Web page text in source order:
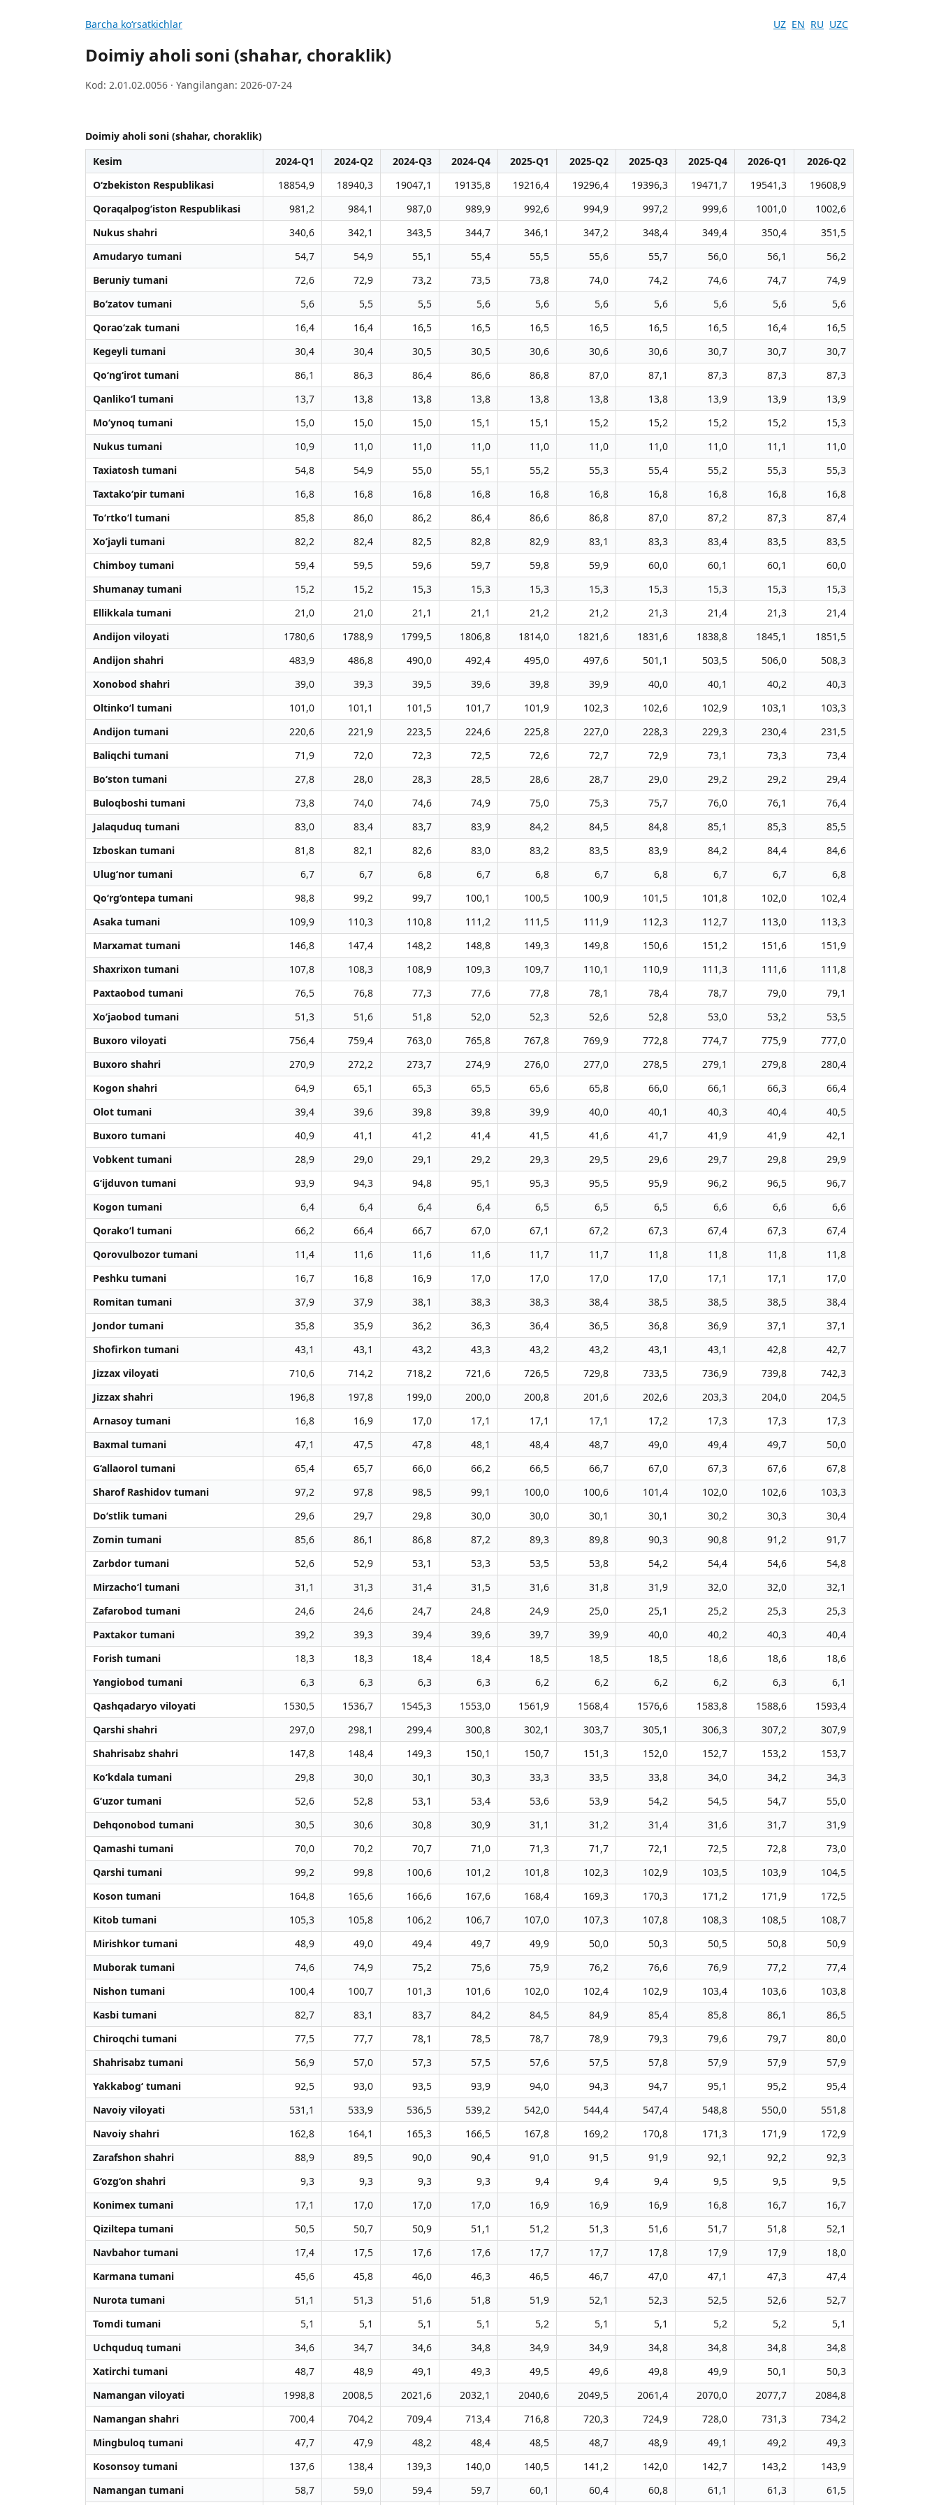
Barcha koʻrsatkichlar UZ EN RU UZC
Doimiy aholi soni (shahar, choraklik)
Kod: 2.01.02.0056 · Yangilangan: 2026-07-24
Doimiy aholi soni (shahar, choraklik)
Kesim
2024-Q1 2024-Q2 2024-Q3 2024-Q4 2025-Q1 2025-Q2 2025-Q3 2025-Q4 2026-Q1
2026-Q2
O‘zbekiston Respublikasi
18854,9 18940,3 19047,1 19135,8 19216,4 19296,4 19396,3 19471,7 19541,3
19608,9
Qoraqalpog‘iston Respublikasi
981,2 984,1 987,0 989,9 992,6 994,9 997,2 999,6 1001,0
1002,6
Nukus shahri
340,6 342,1 343,5 344,7 346,1 347,2 348,4 349,4 350,4
351,5
Amudaryo tumani
54,7 54,9 55,1 55,4 55,5 55,6 55,7 56,0 56,1
56,2
Beruniy tumani
72,6 72,9 73,2 73,5 73,8 74,0 74,2 74,6 74,7
74,9
Bo‘zatov tumani
5,6 5,5 5,5 5,6 5,6 5,6 5,6 5,6 5,6
5,6
Qorao‘zak tumani
16,4 16,4 16,5 16,5 16,5 16,5 16,5 16,5 16,4
16,5
Kegeyli tumani
30,4 30,4 30,5 30,5 30,6 30,6 30,6 30,7 30,7
30,7
Qo‘ng‘irot tumani
86,1 86,3 86,4 86,6 86,8 87,0 87,1 87,3 87,3
87,3
Qanliko‘l tumani
13,7 13,8 13,8 13,8 13,8 13,8 13,8 13,9 13,9
13,9
Mo‘ynoq tumani
15,0 15,0 15,0 15,1 15,1 15,2 15,2 15,2 15,2
15,3
Nukus tumani
10,9 11,0 11,0 11,0 11,0 11,0 11,0 11,0 11,1
11,0
Taxiatosh tumani
54,8 54,9 55,0 55,1 55,2 55,3 55,4 55,2 55,3
55,3
Taxtako‘pir tumani
16,8 16,8 16,8 16,8 16,8 16,8 16,8 16,8 16,8
16,8
To‘rtko‘l tumani
85,8 86,0 86,2 86,4 86,6 86,8 87,0 87,2 87,3
87,4
Xo‘jayli tumani
82,2 82,4 82,5 82,8 82,9 83,1 83,3 83,4 83,5
83,5
Chimboy tumani
59,4 59,5 59,6 59,7 59,8 59,9 60,0 60,1 60,1
60,0
Shumanay tumani
15,2 15,2 15,3 15,3 15,3 15,3 15,3 15,3 15,3
15,3
Ellikkala tumani
21,0 21,0 21,1 21,1 21,2 21,2 21,3 21,4 21,3
21,4
Andijon viloyati
1780,6 1788,9 1799,5 1806,8 1814,0 1821,6 1831,6 1838,8 1845,1
1851,5
Andijon shahri
483,9 486,8 490,0 492,4 495,0 497,6 501,1 503,5 506,0
508,3
Xonobod shahri
39,0 39,3 39,5 39,6 39,8 39,9 40,0 40,1 40,2
40,3
Oltinko‘l tumani
101,0 101,1 101,5 101,7 101,9 102,3 102,6 102,9 103,1
103,3
Andijon tumani
220,6 221,9 223,5 224,6 225,8 227,0 228,3 229,3 230,4
231,5
Baliqchi tumani
71,9 72,0 72,3 72,5 72,6 72,7 72,9 73,1 73,3
73,4
Bo‘ston tumani
27,8 28,0 28,3 28,5 28,6 28,7 29,0 29,2 29,2
29,4
Buloqboshi tumani
73,8 74,0 74,6 74,9 75,0 75,3 75,7 76,0 76,1
76,4
Jalaquduq tumani
83,0 83,4 83,7 83,9 84,2 84,5 84,8 85,1 85,3
85,5
Izboskan tumani
81,8 82,1 82,6 83,0 83,2 83,5 83,9 84,2 84,4
84,6
Ulug‘nor tumani
6,7 6,7 6,8 6,7 6,8 6,7 6,8 6,7 6,7
6,8
Qo‘rg‘ontepa tumani
98,8 99,2 99,7 100,1 100,5 100,9 101,5 101,8 102,0
102,4
Asaka tumani
109,9 110,3 110,8 111,2 111,5 111,9 112,3 112,7 113,0
113,3
Marxamat tumani
146,8 147,4 148,2 148,8 149,3 149,8 150,6 151,2 151,6
151,9
Shaxrixon tumani
107,8 108,3 108,9 109,3 109,7 110,1 110,9 111,3 111,6
111,8
Paxtaobod tumani
76,5 76,8 77,3 77,6 77,8 78,1 78,4 78,7 79,0
79,1
Xo‘jaobod tumani
51,3 51,6 51,8 52,0 52,3 52,6 52,8 53,0 53,2
53,5
Buxoro viloyati
756,4 759,4 763,0 765,8 767,8 769,9 772,8 774,7 775,9
777,0
Buxoro shahri
270,9 272,2 273,7 274,9 276,0 277,0 278,5 279,1 279,8
280,4
Kogon shahri
64,9 65,1 65,3 65,5 65,6 65,8 66,0 66,1 66,3
66,4
Olot tumani
39,4 39,6 39,8 39,8 39,9 40,0 40,1 40,3 40,4
40,5
Buxoro tumani
40,9 41,1 41,2 41,4 41,5 41,6 41,7 41,9 41,9
42,1
Vobkent tumani
28,9 29,0 29,1 29,2 29,3 29,5 29,6 29,7 29,8
29,9
G‘ijduvon tumani
93,9 94,3 94,8 95,1 95,3 95,5 95,9 96,2 96,5
96,7
Kogon tumani
6,4 6,4 6,4 6,4 6,5 6,5 6,5 6,6 6,6
6,6
Qorako‘l tumani
66,2 66,4 66,7 67,0 67,1 67,2 67,3 67,4 67,3
67,4
Qorovulbozor tumani
11,4 11,6 11,6 11,6 11,7 11,7 11,8 11,8 11,8
11,8
Peshku tumani
16,7 16,8 16,9 17,0 17,0 17,0 17,0 17,1 17,1
17,0
Romitan tumani
37,9 37,9 38,1 38,3 38,3 38,4 38,5 38,5 38,5
38,4
Jondor tumani
35,8 35,9 36,2 36,3 36,4 36,5 36,8 36,9 37,1
37,1
Shofirkon tumani
43,1 43,1 43,2 43,3 43,2 43,2 43,1 43,1 42,8
42,7
Jizzax viloyati
710,6 714,2 718,2 721,6 726,5 729,8 733,5 736,9 739,8
742,3
Jizzax shahri
196,8 197,8 199,0 200,0 200,8 201,6 202,6 203,3 204,0
204,5
Arnasoy tumani
16,8 16,9 17,0 17,1 17,1 17,1 17,2 17,3 17,3
17,3
Baxmal tumani
47,1 47,5 47,8 48,1 48,4 48,7 49,0 49,4 49,7
50,0
G‘allaorol tumani
65,4 65,7 66,0 66,2 66,5 66,7 67,0 67,3 67,6
67,8
Sharof Rashidov tumani
97,2 97,8 98,5 99,1 100,0 100,6 101,4 102,0 102,6
103,3
Do‘stlik tumani
29,6 29,7 29,8 30,0 30,0 30,1 30,1 30,2 30,3
30,4
Zomin tumani
85,6 86,1 86,8 87,2 89,3 89,8 90,3 90,8 91,2
91,7
Zarbdor tumani
52,6 52,9 53,1 53,3 53,5 53,8 54,2 54,4 54,6
54,8
Mirzacho‘l tumani
31,1 31,3 31,4 31,5 31,6 31,8 31,9 32,0 32,0
32,1
Zafarobod tumani
24,6 24,6 24,7 24,8 24,9 25,0 25,1 25,2 25,3
25,3
Paxtakor tumani
39,2 39,3 39,4 39,6 39,7 39,9 40,0 40,2 40,3
40,4
Forish tumani
18,3 18,3 18,4 18,4 18,5 18,5 18,5 18,6 18,6
18,6
Yangiobod tumani
6,3 6,3 6,3 6,3 6,2 6,2 6,2 6,2 6,3
6,1
Qashqadaryo viloyati
1530,5 1536,7 1545,3 1553,0 1561,9 1568,4 1576,6 1583,8 1588,6
1593,4
Qarshi shahri
297,0 298,1 299,4 300,8 302,1 303,7 305,1 306,3 307,2
307,9
Shahrisabz shahri
147,8 148,4 149,3 150,1 150,7 151,3 152,0 152,7 153,2
153,7
Ko‘kdala tumani
29,8 30,0 30,1 30,3 33,3 33,5 33,8 34,0 34,2
34,3
G‘uzor tumani
52,6 52,8 53,1 53,4 53,6 53,9 54,2 54,5 54,7
55,0
Dehqonobod tumani
30,5 30,6 30,8 30,9 31,1 31,2 31,4 31,6 31,7
31,9
Qamashi tumani
70,0 70,2 70,7 71,0 71,3 71,7 72,1 72,5 72,8
73,0
Qarshi tumani
99,2 99,8 100,6 101,2 101,8 102,3 102,9 103,5 103,9
104,5
Koson tumani
164,8 165,6 166,6 167,6 168,4 169,3 170,3 171,2 171,9
172,5
Kitob tumani
105,3 105,8 106,2 106,7 107,0 107,3 107,8 108,3 108,5
108,7
Mirishkor tumani
48,9 49,0 49,4 49,7 49,9 50,0 50,3 50,5 50,8
50,9
Muborak tumani
74,6 74,9 75,2 75,6 75,9 76,2 76,6 76,9 77,2
77,4
Nishon tumani
100,4 100,7 101,3 101,6 102,0 102,4 102,9 103,4 103,6
103,8
Kasbi tumani
82,7 83,1 83,7 84,2 84,5 84,9 85,4 85,8 86,1
86,5
Chiroqchi tumani
77,5 77,7 78,1 78,5 78,7 78,9 79,3 79,6 79,7
80,0
Shahrisabz tumani
56,9 57,0 57,3 57,5 57,6 57,5 57,8 57,9 57,9
57,9
Yakkabog‘ tumani
92,5 93,0 93,5 93,9 94,0 94,3 94,7 95,1 95,2
95,4
Navoiy viloyati
531,1 533,9 536,5 539,2 542,0 544,4 547,4 548,8 550,0
551,8
Navoiy shahri
162,8 164,1 165,3 166,5 167,8 169,2 170,8 171,3 171,9
172,9
Zarafshon shahri
88,9 89,5 90,0 90,4 91,0 91,5 91,9 92,1 92,2
92,3
G‘ozg‘on shahri
9,3 9,3 9,3 9,3 9,4 9,4 9,4 9,5 9,5
9,5
Konimex tumani
17,1 17,0 17,0 17,0 16,9 16,9 16,9 16,8 16,7
16,7
Qiziltepa tumani
50,5 50,7 50,9 51,1 51,2 51,3 51,6 51,7 51,8
52,1
Navbahor tumani
17,4 17,5 17,6 17,6 17,7 17,7 17,8 17,9 17,9
18,0
Karmana tumani
45,6 45,8 46,0 46,3 46,5 46,7 47,0 47,1 47,3
47,4
Nurota tumani
51,1 51,3 51,6 51,8 51,9 52,1 52,3 52,5 52,6
52,7
Tomdi tumani
5,1 5,1 5,1 5,1 5,2 5,1 5,1 5,2 5,2
5,1
Uchquduq tumani
34,6 34,7 34,6 34,8 34,9 34,9 34,8 34,8 34,8
34,8
Xatirchi tumani
48,7 48,9 49,1 49,3 49,5 49,6 49,8 49,9 50,1
50,3
Namangan viloyati
1998,8 2008,5 2021,6 2032,1 2040,6 2049,5 2061,4 2070,0 2077,7
2084,8
Namangan shahri
700,4 704,2 709,4 713,4 716,8 720,3 724,9 728,0 731,3
734,2
Mingbuloq tumani
47,7 47,9 48,2 48,4 48,5 48,7 48,9 49,1 49,2
49,3
Kosonsoy tumani
137,6 138,4 139,3 140,0 140,5 141,2 142,0 142,7 143,2
143,9
Namangan tumani
58,7 59,0 59,4 59,7 60,1 60,4 60,8 61,1 61,3 61,5